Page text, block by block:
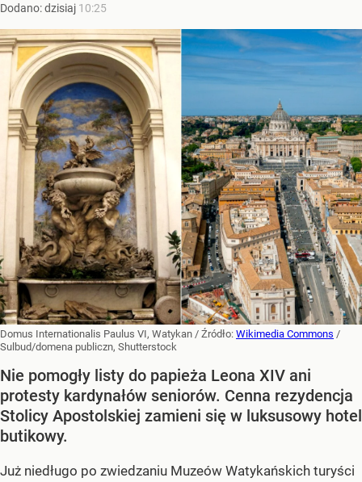
Dodano:dzisiaj 10:25
Domus Internationalis Paulus VI, Watykan / Źródło: Wikimedia Commons /
Sulbud/domena publiczn, Shutterstock
Nie pomogły listy do papieża Leona XIV ani
protesty kardynałów seniorów. Cenna rezydencja
Stolicy Apostolskiej zamieni się w luksusowy hotel
butikowy.
Już niedługo po zwiedzaniu Muzeów Watykańskich turyści